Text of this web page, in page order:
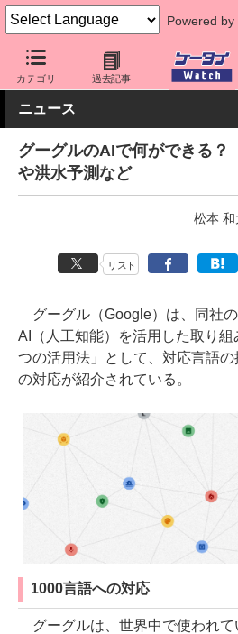
Powered by
カテゴリ 過去記事
ケータイ Watch 業界動向 Google
ニュース
グーグルのAIで何ができる
や洪水予測など
松本 和
リスト
グーグル（Google）は、同社の
AI（人工知能）を活用した取り
つの活用法」として、対応言語
の対応が紹介されている。
1000言語への対応
グーグルは、世界中で使われて